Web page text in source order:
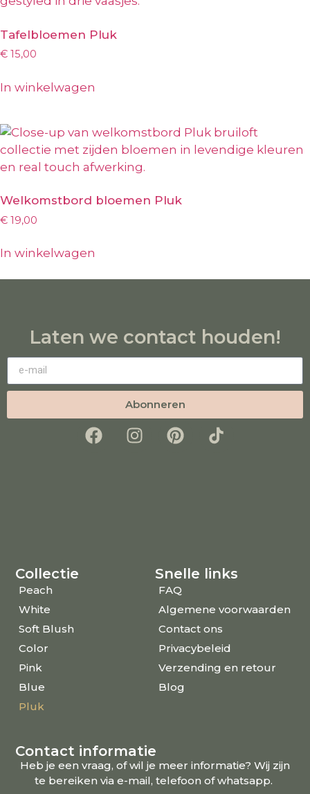
Tafelbloemen Pluk
€ 15,00
In winkelwagen
Welkomstbord bloemen Pluk
€ 19,00
In winkelwagen
Laten we contact houden!
Abonneren
Collectie
Peach
White
Soft Blush
Color
Pink
Blue
Pluk
Snelle links
FAQ
Algemene voorwaarden
Contact ons
Privacybeleid
Verzending en retour
Blog
Contact informatie
Heb je een vraag, of wil je meer informatie? Wij zijn
te bereiken via e-mail, telefoon of whatsapp.